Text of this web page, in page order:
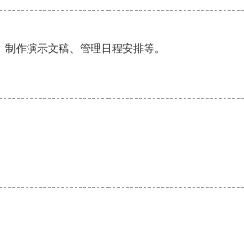
作演示文稿、管理日程安排等。